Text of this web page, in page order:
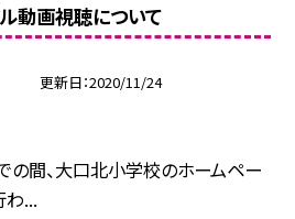
動画視聴について
更新日 2020/11/24
の間、大口北小学校のホームペー
わ...